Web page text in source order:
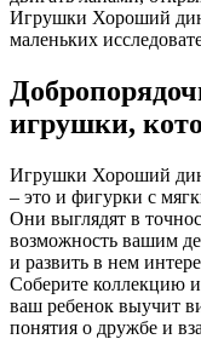
Игрушки Хороший
маленьких
игрушки,
Игрушки Хороший
– это и фигурки с
Они выглядят в
возможность вашим
и развить в нем
Соберите коллекцию
ваш ребенок выучит
понятия о дружбе и